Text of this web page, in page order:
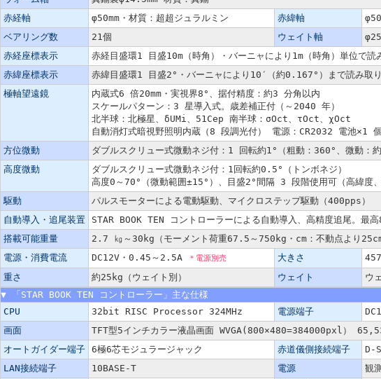
赤経軸
φ50mm・材質：超超ジュラルミン 赤緯軸
ベアリング数
21個 ウェイト軸
赤経座標表示
赤経目盛環1 目盛10m（時角）・バーニャにより1m（時角）単位で読
赤緯座標表示
赤緯目盛環1 目盛2°・バーニャにより10′（約0.167°）まで読み取
極軸望遠鏡
内蔵式6 倍20mm・実視界8°、据付精度：約3 分角以内
スケールパターン：3 星導入式。歳差補正付（～2040 年）
北半球：北極星、δUMi、51Cep 南半球：σOct、τOct、χOct
自動消灯式暗視野照明内蔵（8 段調光付） 電源：CR2032 電池×1 個
方位微動
ダブルスクリュー式微動ネジ付：1 回転約1°（粗動：360°、微動：約
高度微動
ダブルスクリュー式微動ネジ付：1回転約0.5°（トンボネジ）
高度0～70°（微動範囲±15°）、目盛2°間隔 3 段階使用可（高緯度、
駆動
パルスモーターによる電動駆動、マイクロステップ駆動（400pps）
自動導入・追尾装置
STAR BOOK TEN コントローラーによる自動導入、高精度追尾。最
搭載可能重量
2.7 ㎏～30kg（モーメント荷重67.5～750kg・cm：不動点より
電源・消費電流
DC12V・0.45～2.5A ＊電源別売 大きさ
重さ
約25kg（ウェイト別） ウェイト
ウ
▼ 「STAR BOOK TEN コントローラー」主な仕様
CPU
32bit RISC Processor 324MHz 電源端子
画面
TFT型5インチカラー液晶画面 WVGA(800×480=384000pxl）
オートガイダー端子
6極6芯モジュラージャック 赤道儀側接続端子
D-
LAN接続端子
10BASE-T 電源
観